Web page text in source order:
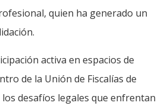
quien ha generado un
activa en espacios de
de la Unión de Fiscalías de
desafíos legales que enfrentan